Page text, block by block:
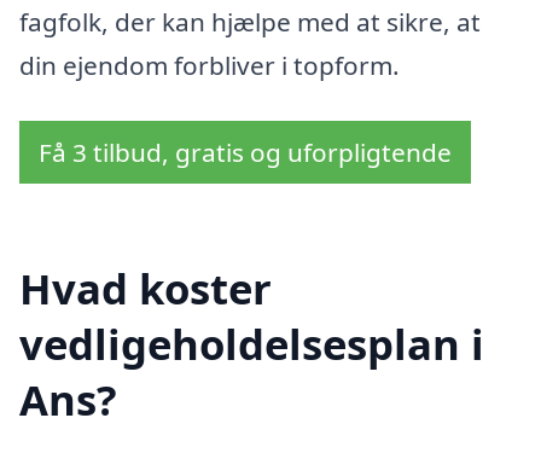
fagfolk, der kan hjælpe med at sikre, at
din ejendom forbliver i topform.
Få 3 tilbud, gratis og uforpligtende
Hvad koster
vedligeholdelsesplan i
Ans?